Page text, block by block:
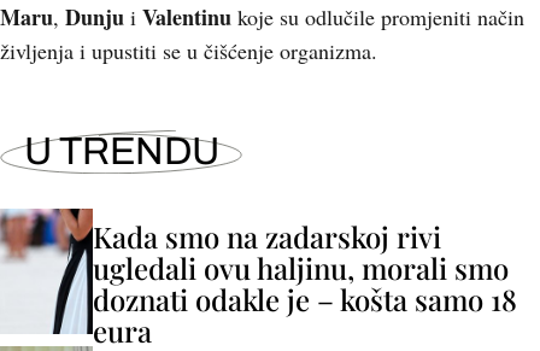
Maru, Dunju i Valentinu koje su odlučile promjeniti način
življenja i upustiti se u čišćenje organizma.
U TRENDU
Kada smo na zadarskoj rivi
ugledali ovu haljinu, morali smo
doznati odakle je – košta samo 18
eura